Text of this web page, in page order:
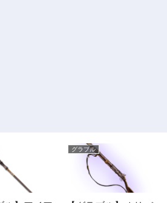
グラブル